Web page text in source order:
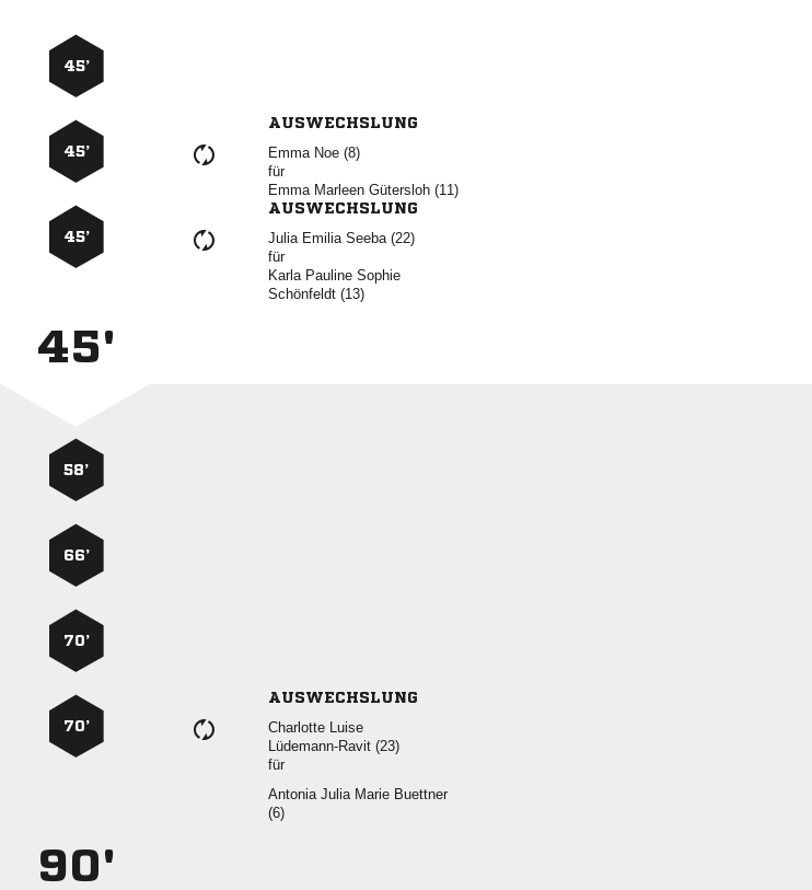
45’
45’
AUSWECHSLUNG
  
für
   
45’
AUSWECHSLUNG
   
für
  
 
45'
58’
66’
70’
70’
AUSWECHSLUNG
 
 
für
   

90'